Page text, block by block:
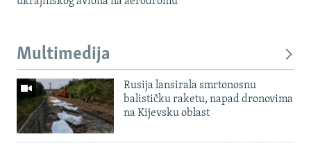
Multimedija
Rusija lansirala smrtonosnu
balističku raketu, napad dronovima
na Kijevsku oblast